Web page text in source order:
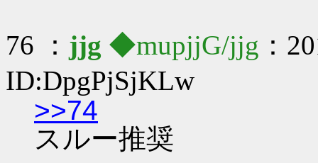
76 ： jjg ◆mupjjG/jjg ：
ID:DpgPjSjKLw
>>74
スルー推奨